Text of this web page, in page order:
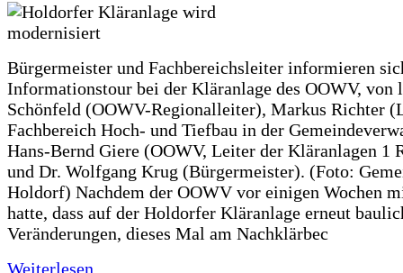
Bürgermeister und Fachbereichsleiter informieren
Informationstour bei der Kläranlage des OOWV, von
Schönfeld (OOWV-Regionalleiter), Markus Richter
Fachbereich Hoch- und Tiefbau in der
Hans-Bernd Giere (OOWV, Leiter der Kläranlagen 1
und Dr. Wolfgang Krug (Bürgermeister). (Foto:
Holdorf) Nachdem der OOWV vor einigen Wochen
hatte, dass auf der Holdorfer Kläranlage erneut
Veränderungen, dieses Mal am Nachklärbec
Weiterlesen